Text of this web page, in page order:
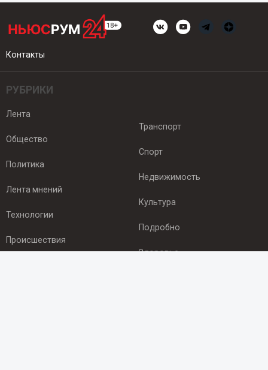
Контакты
РУБРИКИ
Лента
Общество
Политика
Лента мнений
Технологии
Происшествия
Транспорт
Спорт
Недвижимость
Культура
Подробно
Здоровье